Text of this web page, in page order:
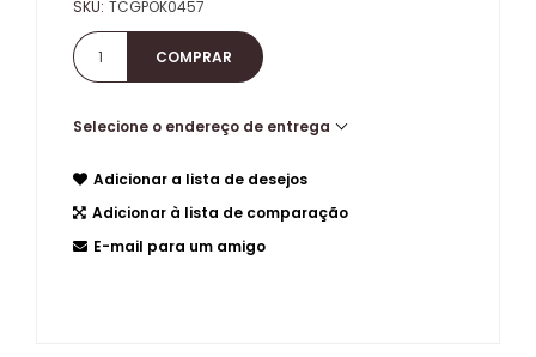
SKU: TCGPOK0457
Selecione o endereço de entrega
Adicionar a lista de desejos
Adicionar à lista de comparação
E-mail para um amigo